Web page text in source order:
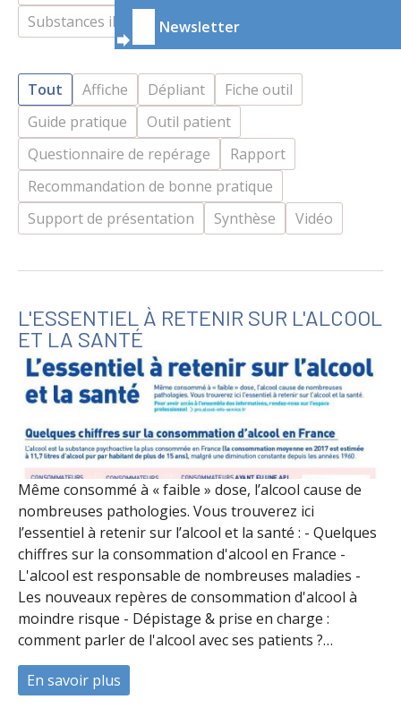
Newsletter
Substances illicites
Tabac
Tout Affiche Dépliant
Fiche outil
Guide pratique
Outil patient
Questionnaire de repérage
Rapport
Recommandation de bonne pratique
Support de présentation
Synthèse Vidéo
L'ESSENTIEL À RETENIR SUR L'ALCOOL
ET LA SANTÉ
Même consommé à « faible » dose, l’alcool cause de
nombreuses pathologies. Vous trouverez ici
l’essentiel à retenir sur l’alcool et la santé : - Quelques
chiffres sur la consommation d'alcool en France -
L'alcool est responsable de nombreuses maladies -
Les nouveaux repères de consommation d'alcool à
moindre risque - Dépistage & prise en charge :
comment parler de l'alcool avec ses patients ?…
En savoir plus